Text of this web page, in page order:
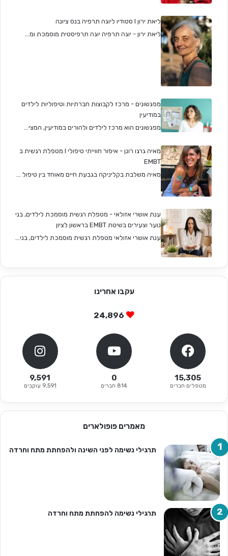
ליאת ירון I סטודיו ליוגה תרפיה בנס ציונה
ליאת ירון - יוגה תרפיה יוגה תרפיסטית מוסמכת ומ...
מפגשונים - מרכז לקבוצות חברתיות וטיפוליות לילדים
במודיעין
מפגשונים הוא מרכז לילדים ולהורים במודיעין, המצי...
מאיה גרגו רונן - איפור חווייתי טיפולי I מטפלת רגשית ב
EMBT
מאיה משלבת בקליניקה בגבעת חיים מאוחד בין טיפול ...
ענת אושרי אזולאי - מטפלת רגשית מוסמכת לילדים, בני
נוער וצעירים בשיטת EMBT בראשון לציון
ענת אושרי אזולאי מטפלת רגשית מוסמכת לילדים, בני...
עקבו אחרינו
24,896
15,305
מטפלים חברים
0
814 חברים
9,591
9,591 עוקבים
מאמרים פופולארים
תרגילי נשימה לפני השינה ולהפחתת מתח וחרדה
תרגילי נשימה להפחתת מתח וחרדה